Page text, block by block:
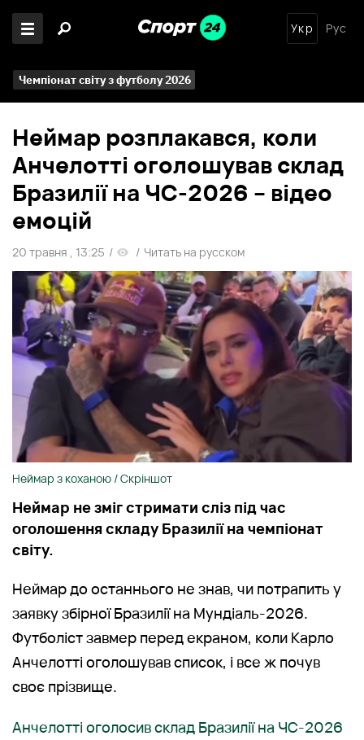
Укр Рус
Чемпіонат світу з футболу 2026
Неймар розплакався, коли
Анчелотті оголошував склад
Бразилії на ЧС-2026 – відео
емоцій
20 травня , 13:25 / / Читать на русском
Неймар з коханою / Скріншот
Неймар не зміг стримати сліз під час
оголошення складу Бразилії на чемпіонат
світу.
Неймар до останнього не знав, чи потрапить у
заявку збірної Бразилії на Мундіаль-2026.
Футболіст завмер перед екраном, коли Карло
Анчелотті оголошував список, і все ж почув
своє прізвище.
Анчелотті оголосив склад Бразилії на ЧС-2026